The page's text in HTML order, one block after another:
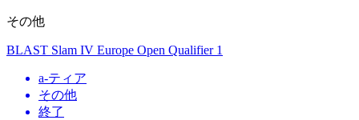
その他
BLAST Slam IV Europe Open Qualifier 1
a-ティア
その他
終了